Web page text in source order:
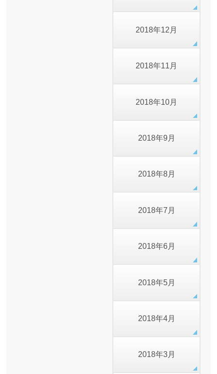
2018年12月
2018年11月
2018年10月
2018年9月
2018年8月
2018年7月
2018年6月
2018年5月
2018年4月
2018年3月